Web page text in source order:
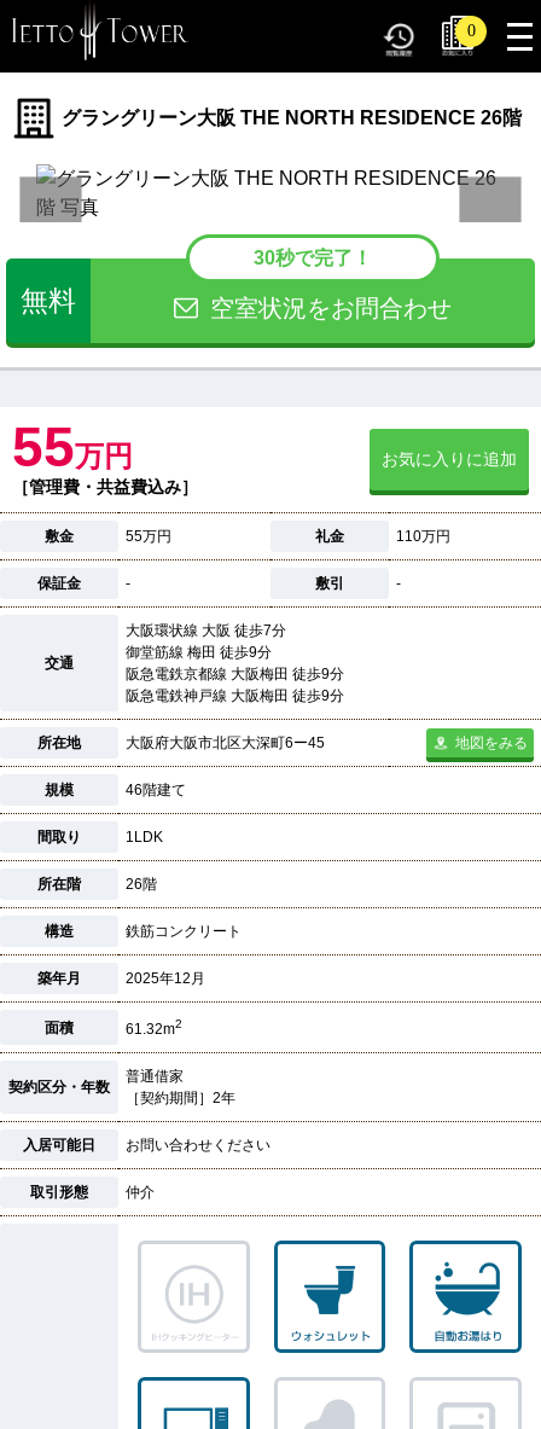
0
グラングリーン大阪 THE NORTH RESIDENCE 26階
無料
30秒で完了！
空室状況をお問合わせ
55万円
［管理費・共益費込み］
お気に入りに追加
敷金 55万円 礼金 110万円
保証金 - 敷引 -
交通
大阪環状線 大阪 徒歩7分
御堂筋線 梅田 徒歩9分
阪急電鉄京都線 大阪梅田 徒歩9分
阪急電鉄神戸線 大阪梅田 徒歩9分
所在地 大阪府大阪市北区大深町6ー45 地図をみる
規模 46階建て
間取り 1LDK
所在階 26階
構造 鉄筋コンクリート
築年月 2025年12月
面積 61.32m2
契約区分・年数
普通借家
［契約期間］2年
入居可能日 お問い合わせください
取引形態 仲介